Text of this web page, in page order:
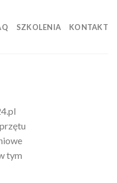
SZKOLENIA KONTAKT
tym